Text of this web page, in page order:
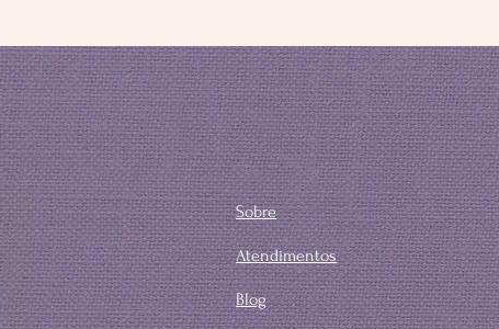
Sobre
Atendimentos
Blog